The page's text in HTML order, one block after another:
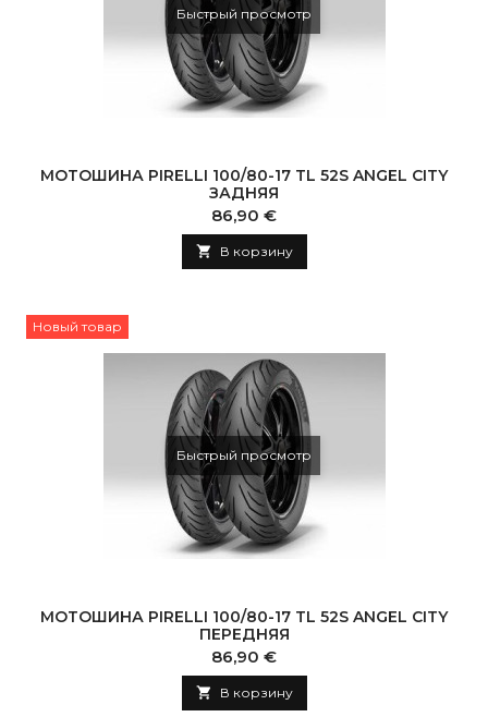
Быстрый просмотр
МОТОШИНА PIRELLI 100/80-17 TL 52S ANGEL CITY
ЗАДНЯЯ
Цена
86,90 €
 В корзину
Новый товар
Быстрый просмотр
МОТОШИНА PIRELLI 100/80-17 TL 52S ANGEL CITY
ПЕРЕДНЯЯ
Цена
86,90 €
 В корзину